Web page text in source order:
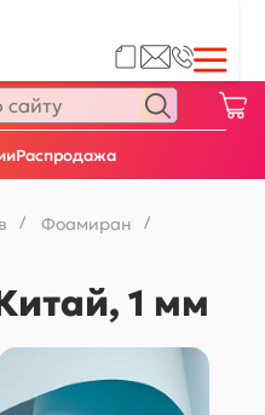
Распродажа
/ Фоамиран /
1 мм